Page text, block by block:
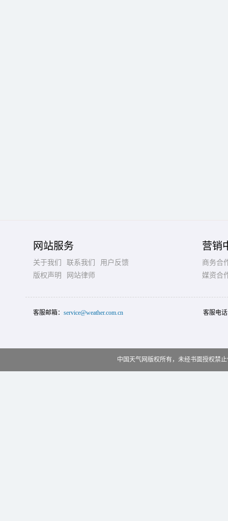
网站服务
关于我们 联系我们
用户反馈
版权声明
网站律师
营销
商务合
媒资合
客服邮箱： service@weather.com.cn 客服电
中国天气网版权所有，未经书面授权